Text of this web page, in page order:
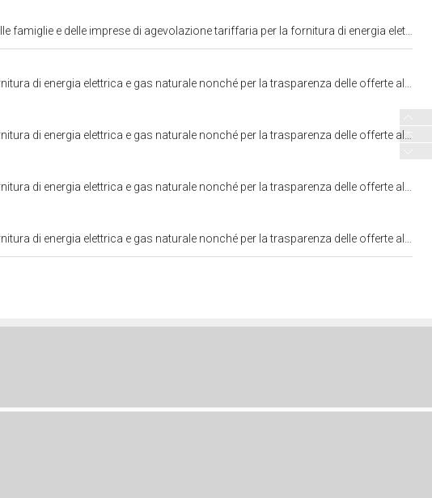
per la trasparenza delle offerte al dettaglio e il rafforzamento delle sanzioni delle Autorit&agrave; di vigilanza\" (2281) ^^http://www.w3.org/2001/XMLSchema#string
per la trasparenza delle offerte al dettaglio e il rafforzamento delle sanzioni delle Autorità di vigilanza. C. 2281
per la trasparenza delle offerte al dettaglio e il rafforzamento delle sanzioni delle Autorità di vigilanza. C. 2281
per la trasparenza delle offerte al dettaglio e il rafforzamento delle sanzioni delle Autorità di vigilanza. C. 2281
per la trasparenza delle offerte al dettaglio e il rafforzamento delle sanzioni delle Autorità di vigilanza. C. 2281